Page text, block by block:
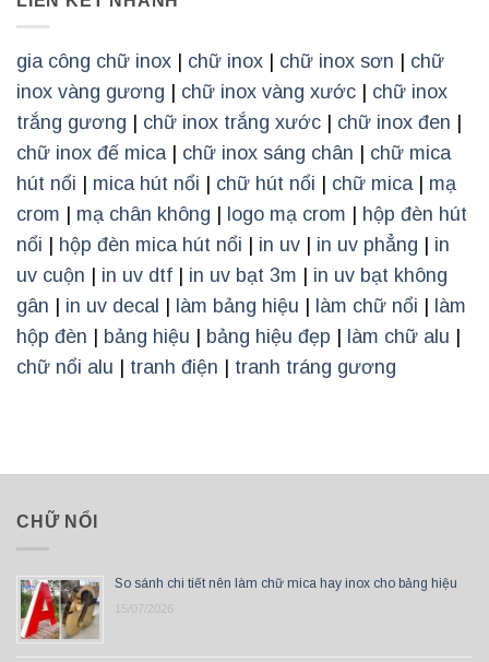
gia công chữ inox chữ inox chữ inox sơn
chữ
inox vàng gương
chữ inox vàng xước
chữ inox
trắng gương
chữ inox trắng xước chữ inox đen
chữ inox đế mica| chữ inox sáng chân
chữ mica
hút nổi
mica hút nổi chữ hút nổi chữ mica| mạ
crom
mạ chân không logo mạ crom
hộp đèn hút
nổi
hộp đèn mica hút nổi in uv in uv phẳng
in
uv cuộn
in uv dtf in uv bạt 3m
in uv bạt không
gân
in uv decal làm bảng hiệu làm chữ nổi
làm
hộp đèn
bảng hiệu bảng hiệu đẹp làm chữ alu
chữ nổi alu
tranh điện tranh tráng gương
CHỮ NỔI
So sánh chi tiết nên làm chữ mica hay inox cho bảng hiệu
15/07/2026